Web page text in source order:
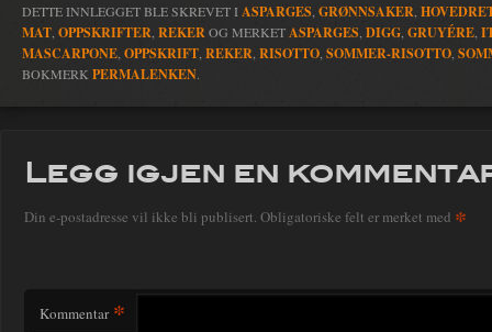
DETTE INNLEGGET BLE SKREVET IASPARGES GRØNNSAKER
MAT OPPSKRIFTER REKEROG MERKETASPARGES DIGG GRUYÉRE
MASCARPONE OPPSKRIFT REKER RISOTTO SOMMER-RISOTTO
BOKMERK PERMALENKEN
Legg igjen en
Din e-postadresse vil ikke bli publisert. Obligatoriske felt er merket med *
Kommentar *